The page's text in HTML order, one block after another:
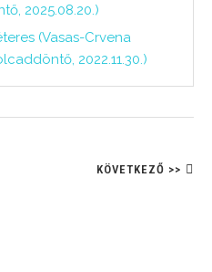
2025.08.20.)
(Vasas-Crvena
2022.11.30.)
KÖVETKEZŐ >>